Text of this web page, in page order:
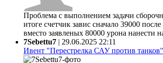
Проблема с выполнением задачи
итоге счетчик завис сначало 39000
вместо заявленых 80000 урона нанести
7Sebettu7 | 29.06.2025 22:11
Ивент "Перестрелка САУ против